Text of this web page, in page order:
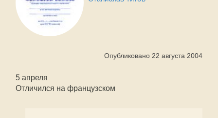
Опубликовано 22 августа 2004
5 апреля
Отличился на французском